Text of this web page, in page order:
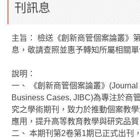
組織架構
相關法規
學生校外實習
學海系列計畫
榮譽榜
刊訊息
主旨： 檢送《創新商管個案論叢》
息，敬請查照並惠予轉知所屬相關單
說明：
一、 《創新商管個案論叢》(Journal
Business Cases, JIBC)為專注於商
究之學術期刊，致力於推動個案教
應用，提升高等教育教學與研究品質
二、 本期刊第2卷第1期已正式出刊